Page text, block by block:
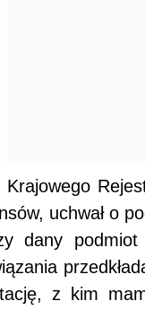
uchwał o
dany podmiot
z kim